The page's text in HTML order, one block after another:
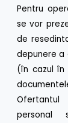
Pentru
se vor
de
depunere a
(în cazul
personal